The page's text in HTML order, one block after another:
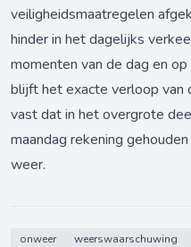
veiligheidsmaatregelen
hinder in het dagelijks
momenten van de dag en
blijft het exacte verloop van
vast dat in het overgrote
maandag rekening
weer.
onweer weerswaarschuwing